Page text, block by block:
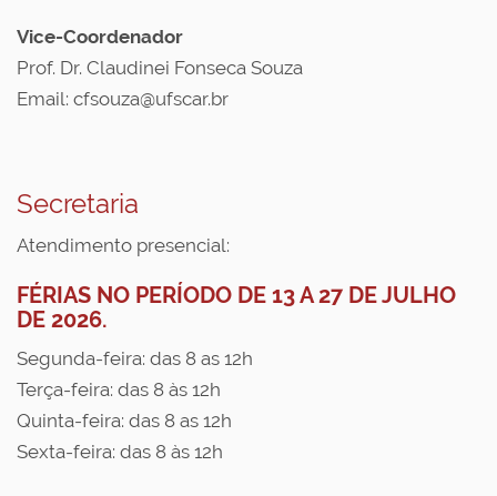
Vice-Coordenador
Prof. Dr. Claudinei Fonseca Souza
Email: cfsouza@ufscar.br
Secretaria
Atendimento presencial:
FÉRIAS NO PERÍODO DE 13 A 27 DE JULHO
DE 2026.
Segunda-feira: das 8 as 12h
Terça-feira: das 8 às 12h
Quinta-feira: das 8 as 12h
Sexta-feira: das 8 às 12h